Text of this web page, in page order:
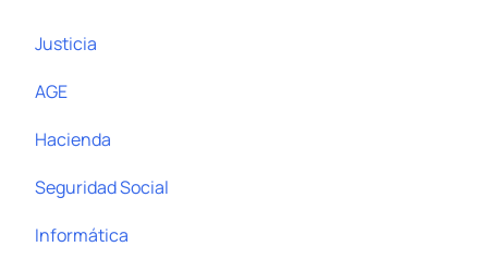
Justicia
AGE
Hacienda
Seguridad Social
Informática